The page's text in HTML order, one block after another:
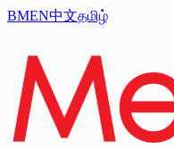
BMEN中文தமிழ்